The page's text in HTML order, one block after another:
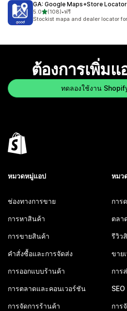
GA: Google Maps+Store Locator
5.0เต็ม 5 ดาว
(108)
ทั้งหมด 108 รีวิว
•ฟรี
Stockist mapa and dealer locator
ต้องการเพิ่ม
ทดลองใช้งาน
หมวดหมู่แอป
ช่องทางการขาย
การหาสินค้า
การขายสินค้า
คำสั่งซื้อและการจัดส่ง
การออกแบบร้านค้า
การตลาดและคอนเวอร์ชัน
การจัดการร้านค้า
หมว
การ
ตลา
รีวิว
ขาย
การ
SEO
การ